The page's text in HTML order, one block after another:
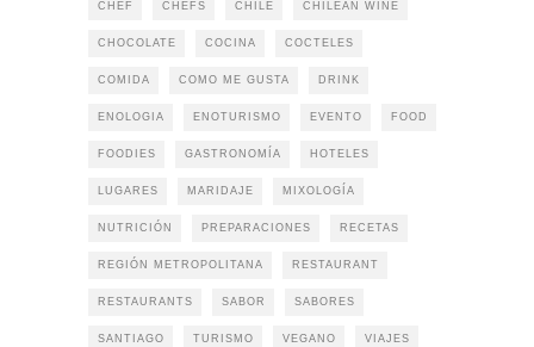
CHEF CHEFS CHILE CHILEAN WINE
CHOCOLATE COCINA COCTELES
COMIDA COMO ME GUSTA DRINK
ENOLOGIA ENOTURISMO EVENTO FOOD
FOODIES GASTRONOMÍA HOTELES
LUGARES MARIDAJE MIXOLOGÍA
NUTRICIÓN PREPARACIONES RECETAS
REGIÓN METROPOLITANA RESTAURANT
RESTAURANTS SABOR SABORES
SANTIAGO TURISMO VEGANO VIAJES